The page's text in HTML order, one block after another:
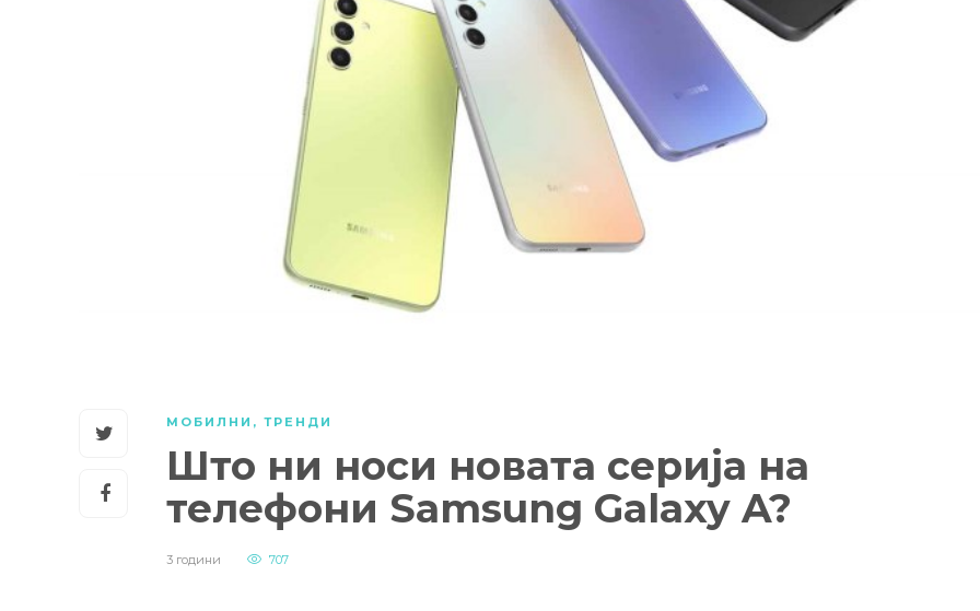
МОБИЛНИ , ТРЕНДИ
Што ни носи новата серија на
телефони Samsung Galaxy A?
3 години 707